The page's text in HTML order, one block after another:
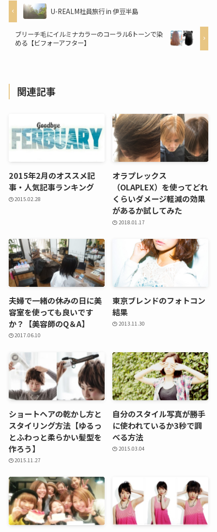
U-REALM社員旅行 in 伊豆半島
ブリーチ毛にイルミナカラーのコーラル6トーンで染
める【ビフォーアフター】
関連記事
2015年2月のオススメ記
事・人気記事ランキング
2015.02.28
オラプレックス
（OLAPLEX）を使ってどれ
くらいダメージ軽減の効果
があるか試してみた
2018.01.17
夫婦で一緒の休みの日に美
容室を使っても良いです
か？【美容師のQ＆A】
2017.06.10
東京ブレンドのフォトコン
結果
2013.11.30
ショートヘアの乾かし方と
スタイリング方法【ゆるっ
とふわっと柔らかい髪型を
作ろう】
2015.11.27
自分のスタイル写真が勝手
に使われているか3秒で調
べる方法
2015.03.04